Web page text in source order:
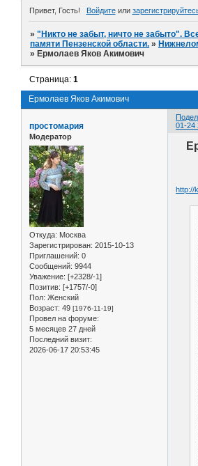
Привет, Гость! Войдитеили
»"Никто не забыт, ничто не забыто".
памяти Пензенской области. »
» Ермолаев Яков Акимович
Ермолаев Яков Акимович
Страница:1
01-24
простомария
Модератор
Откуда: Москва
Зарегистрирован: 2015-10-13
Приглашений: 0
Сообщений: 9944
Уважение: [+2328/-1]
Позитив: [+1757/-0]
Пол: Женский
Возраст: 49 [1976-11-19]
Провел на форуме:
5 месяцев 27 дней
Последний визит:
2026-06-17 20:53:45
http://